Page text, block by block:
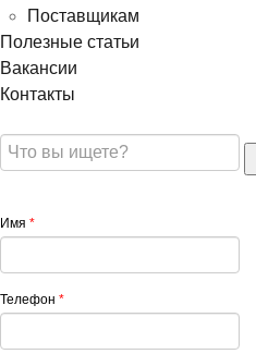
Поставщикам
Полезные статьи
Вакансии
Контакты
Имя *
Телефон *